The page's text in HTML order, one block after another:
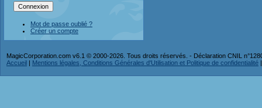
Mot de passe oublié ?
Créer un compte
MagicCorporation.com v6.1 © 2000-2026. Tous droits réservés. - Déclaration CNIL
Accueil | Mentions légales, Conditions Générales d'Utilisation et Politique de confidentialité